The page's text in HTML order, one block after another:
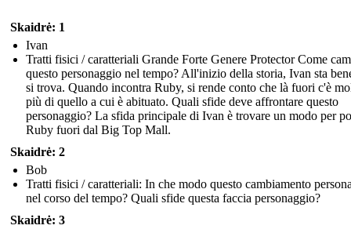
Skaidrė: 1
Ivan
Tratti fisici / caratteriali Grande Forte Genere Protector Come
questo personaggio nel tempo? All'inizio della storia, Ivan sta
si trova. Quando incontra Ruby, si rende conto che là fuori c'è
più di quello a cui è abituato. Quali sfide deve affrontare questo
personaggio? La sfida principale di Ivan è trovare un modo per
Ruby fuori dal Big Top Mall.
Skaidrė: 2
Bob
Tratti fisici / caratteriali: In che modo questo cambiamento
nel corso del tempo? Quali sfide questa faccia personaggio?
Skaidrė: 3